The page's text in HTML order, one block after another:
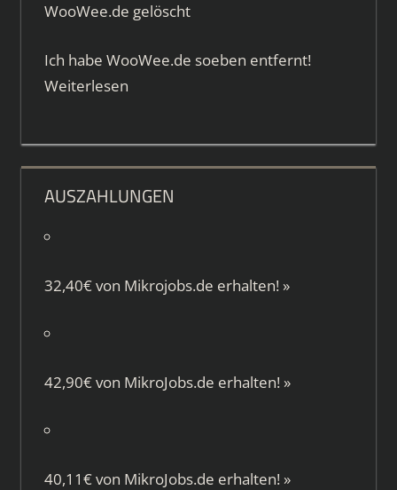
WooWee.de gelöscht
Ich habe WooWee.de soeben entfernt!
Weiterlesen
AUSZAHLUNGEN
32,40€ von Mikrojobs.de erhalten! »
42,90€ von MikroJobs.de erhalten! »
40,11€ von MikroJobs.de erhalten! »